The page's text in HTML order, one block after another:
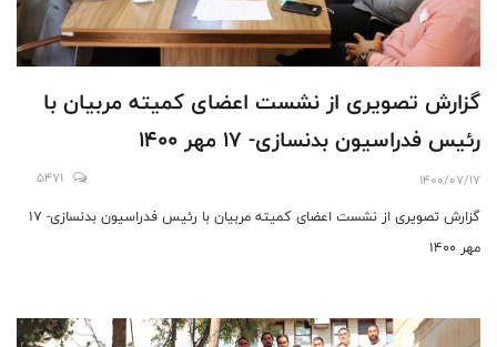
گزارش تصویری از نشست اعضای کمیته مربیان با
رئیس فدراسیون بدنسازی- 17 مهر 1400
1400/07/17
5471
گزارش تصویری از نشست اعضای کمیته مربیان با رئیس فدراسیون بدنسازی- 17
مهر 1400